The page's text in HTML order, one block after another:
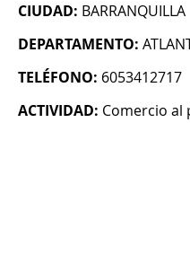
CIUDAD: BARRANQUILLA
DEPARTAMENTO:
TELÉFONO: 6053412717
ACTIVIDAD: Comercio al